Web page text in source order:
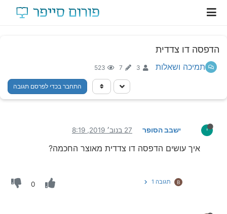
הדפסה דו צדדית
תמיכה ושאלות 3
7
523
התחבר בכדי לפרסם תגובה
י ישבב הסופר 27 בנוב׳ 2019, 8:19
איך עושים הדפסה דו צדדית מאוצר החכמה?
B תגובה 1 0